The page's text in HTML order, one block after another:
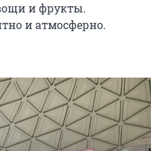
и фрукты.
и атмосферно.